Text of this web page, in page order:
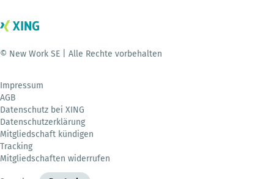
© New Work SE | Alle Rechte vorbehalten
Impressum
AGB
Datenschutz bei XING
Datenschutzerklärung
Mitgliedschaft kündigen
Tracking
Mitgliedschaften widerrufen